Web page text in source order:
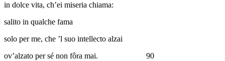
in dolce vita, ch’ei miseria chiama:
salito in qualche fama
solo per me, che ’l suo intellecto alzai
ov’alzato per sé non fôra mai. 90